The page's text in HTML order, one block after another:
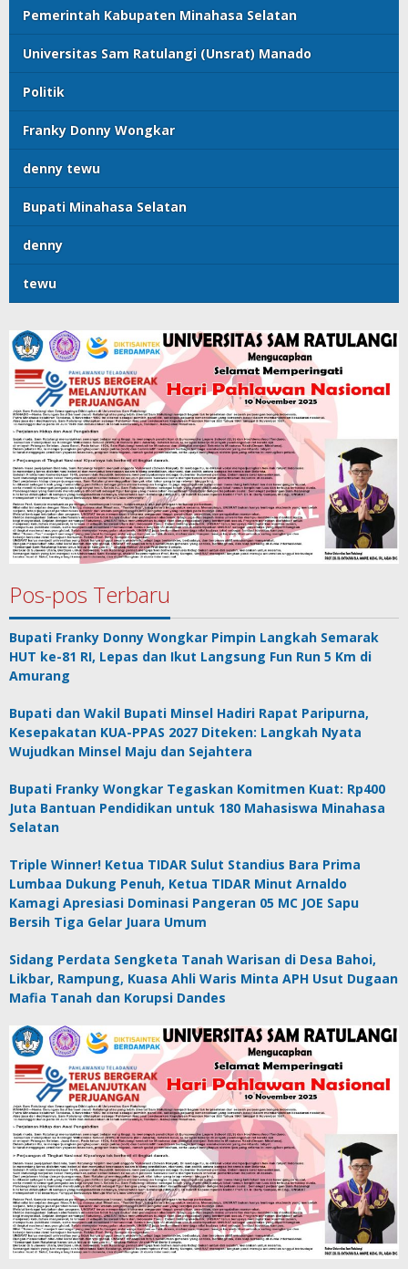
Pemerintah Kabupaten Minahasa Selatan
Universitas Sam Ratulangi (Unsrat) Manado
Politik
Franky Donny Wongkar
denny tewu
Bupati Minahasa Selatan
denny
tewu
Pos-pos Terbaru
Bupati Franky Donny Wongkar Pimpin Langkah Semarak
HUT ke-81 RI, Lepas dan Ikut Langsung Fun Run 5 Km di
Amurang
Bupati dan Wakil Bupati Minsel Hadiri Rapat Paripurna,
Kesepakatan KUA-PPAS 2027 Diteken: Langkah Nyata
Wujudkan Minsel Maju dan Sejahtera
Bupati Franky Wongkar Tegaskan Komitmen Kuat: Rp400
Juta Bantuan Pendidikan untuk 180 Mahasiswa Minahasa
Selatan
Triple Winner! Ketua TIDAR Sulut Standius Bara Prima
Lumbaa Dukung Penuh, Ketua TIDAR Minut Arnaldo
Kamagi Apresiasi Dominasi Pangeran 05 MC JOE Sapu
Bersih Tiga Gelar Juara Umum
Sidang Perdata Sengketa Tanah Warisan di Desa Bahoi,
Likbar, Rampung, Kuasa Ahli Waris Minta APH Usut Dugaan
Mafia Tanah dan Korupsi Dandes